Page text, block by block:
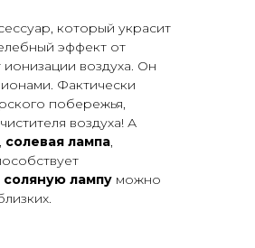
который украсит
эффект от
ионизации воздуха. Он
Фактически
побережья,
воздуха! А
солевая лампа,
соляную лампу можно